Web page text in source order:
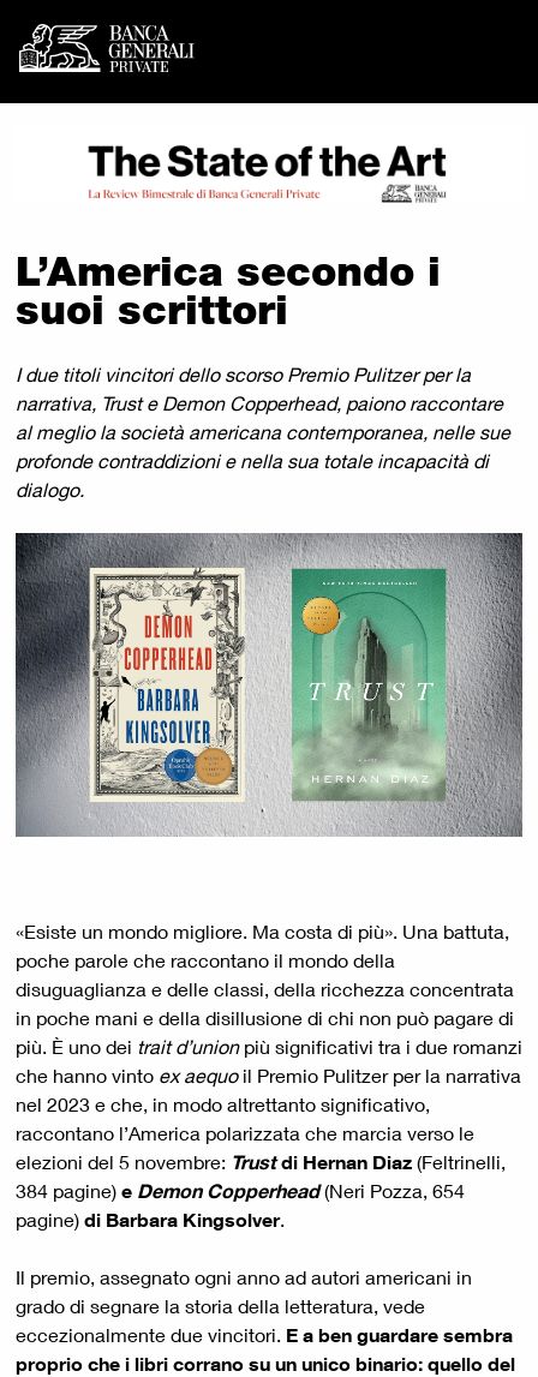
Banca Generali Private
Vai al contenuto principale
L’America secondo i
suoi scrittori
I due titoli vincitori dello scorso Premio Pulitzer per la
narrativa, Trust e Demon Copperhead, paiono raccontare
al meglio la società americana contemporanea, nelle sue
profonde contraddizioni e nella sua totale incapacità di
dialogo.
«Esiste un mondo migliore. Ma costa di più». Una battuta,
poche parole che raccontano il mondo della
disuguaglianza e delle classi, della ricchezza concentrata
in poche mani e della disillusione di chi non può pagare di
più. È uno dei trait d’unionpiù significativi tra i due romanzi
che hanno vinto ex aequo il Premio Pulitzer per la narrativa
nel 2023 e che, in modo altrettanto significativo,
raccontano l’America polarizzata che marcia verso le
elezioni del 5 novembre: Trustdi Hernan Diaz (Feltrinelli,
384 pagine) e Demon Copperhead(Neri Pozza, 654
pagine) di Barbara Kingsolver.
Il premio, assegnato ogni anno ad autori americani in
grado di segnare la storia della letteratura, vede
eccezionalmente due vincitori. E a ben guardare sembra
proprio che i libri corrano su un unico binario: quello del